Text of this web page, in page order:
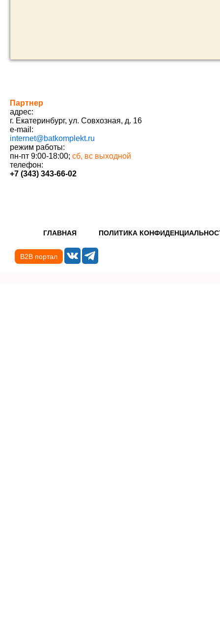
Партнер
адрес:
г. Екатеринбург, ул. Совхозная, д. 16
e-mail:
internet@batkomplekt.ru
режим работы:
пн-пт 9:00-18:00; сб, вс выходной
телефон:
+7 (343) 343-66-02
ГЛАВНАЯ ПОЛИТИКА
B2B портал